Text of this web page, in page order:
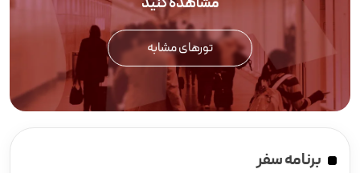
تورهای مشابه
برنامه سفر